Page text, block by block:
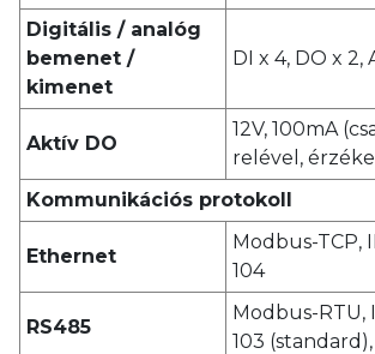
Digitális / analóg
bemenet /
kimenet
DI x 4, DO x 2,
Aktív DO
12V, 100mA
relével,
Kommunikációs protokoll
Ethernet
Modbus-TCP,
104
RS485
Modbus-RTU,
103